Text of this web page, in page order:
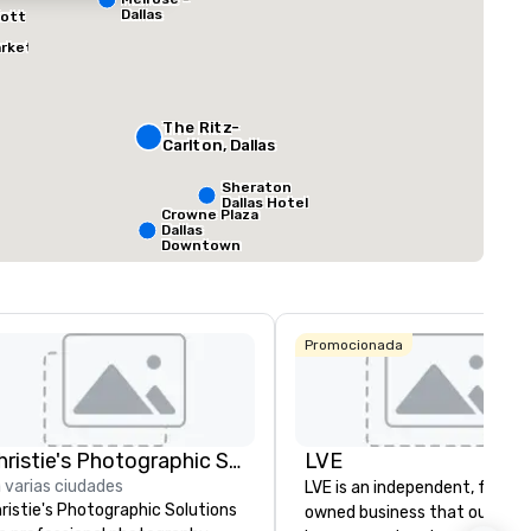
Sala más grande
Elegir sede
The Ritz-
Carlton, Dallas
Sheraton
Dallas Hotel
Crowne Plaza
Dallas
Downtown
Dallas
Christie's Photographic Solutions
varias ciudades
Photographic Solutions
Promocionada
LVE
LVE is an independent, family
owned business that our